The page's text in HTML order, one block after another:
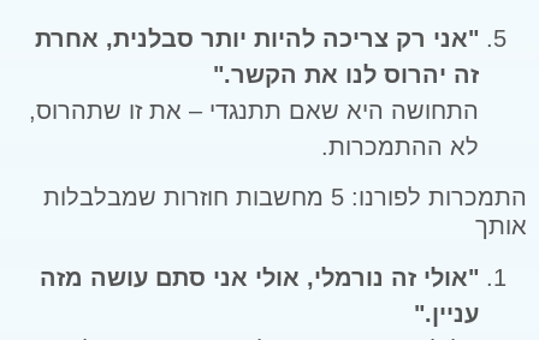
"אני רק צריכה להיות יותר סבלנית, אחרת
זה יהרוס לנו את הקשר."
התחושה היא שאם תתנגדי – את זו שתהרוס,
לא ההתמכרות.
התמכרות לפורנו: 5 מחשבות חוזרות שמבלבלות
אותך
"אולי זה נורמלי, אולי אני סתם עושה מזה
עניין."